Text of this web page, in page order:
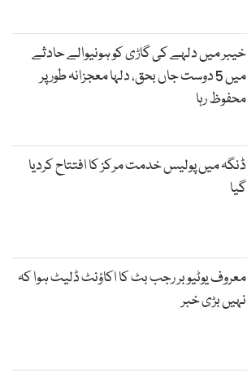
خیبر میں دلہے کی گاڑی کو ہونیوالے حادثے
میں 5 دوست جاں بحق، دلہا معجزانہ طور پر
محفوظ رہا
ڈنگہ میں پولیس خدمت مرکز کا افتتاح کردیا
گیا
معروف یوٹیوبر رجب بٹ کا اکاؤنٹ ڈلیٹ ہوا کہ
نہیں بڑی خبر